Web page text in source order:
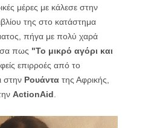
μέρες με κάλεσε στην
της στο κατάστημα
πήγα με πολύ χαρά
πως "Το μικρό αγόρι και
επιρροές από το
στην Ρουάντα της Αφρικής,
ActionAid.